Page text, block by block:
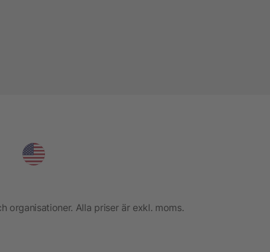
organisationer. Alla priser är exkl. moms.